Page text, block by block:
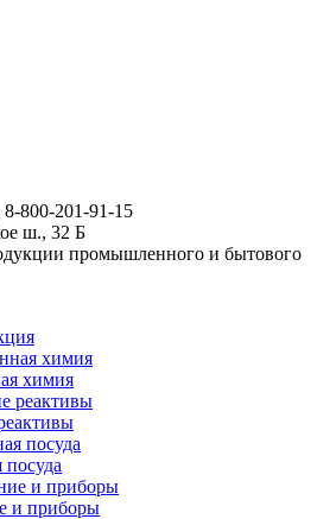
800-201-91-15
ш., 32 Б
промышленного и бытового
химия
посуда
и приборы